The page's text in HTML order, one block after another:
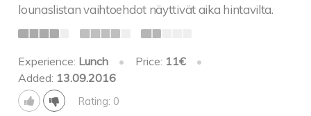
lounaslistan vaihtoehdot näyttivät aika hintavilta.
Experience: Lunch • Price: 11€
•
Added: 13.09.2016
Rating: 0